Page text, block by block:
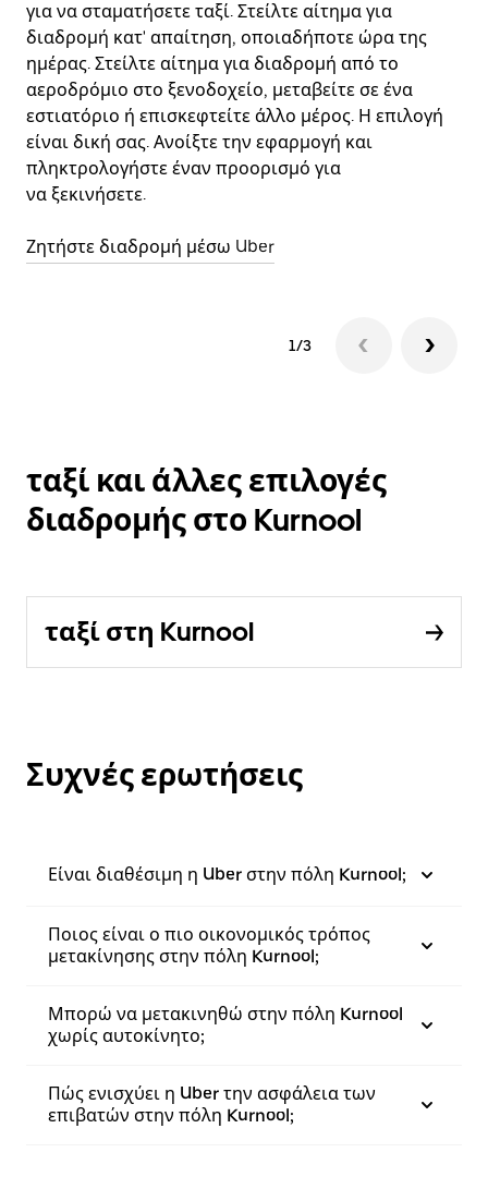
για να σταματήσετε ταξί. Στείλτε αίτημα για
διαδρομή κατ' απαίτηση, οποιαδήποτε ώρα της
ημέρας. Στείλτε αίτημα για διαδρομή από το
αεροδρόμιο στο ξενοδοχείο, μεταβείτε σε ένα
εστιατόριο ή επισκεφτείτε άλλο μέρος. Η επιλογή
είναι δική σας. Ανοίξτε την εφαρμογή και
πληκτρολογήστε έναν προορισμό για
να ξεκινήσετε.
Ζητήστε διαδρομή μέσω Uber
1/3
ταξί και άλλες επιλογές
διαδρομής στο Kurnool
ταξί στη Kurnool
Συχνές ερωτήσεις
Είναι διαθέσιμη η Uber στην πόλη Kurnool;
Ποιος είναι ο πιο οικονομικός τρόπος
μετακίνησης στην πόλη Kurnool;
Μπορώ να μετακινηθώ στην πόλη Kurnool
χωρίς αυτοκίνητο;
Πώς ενισχύει η Uber την ασφάλεια των
επιβατών στην πόλη Kurnool;